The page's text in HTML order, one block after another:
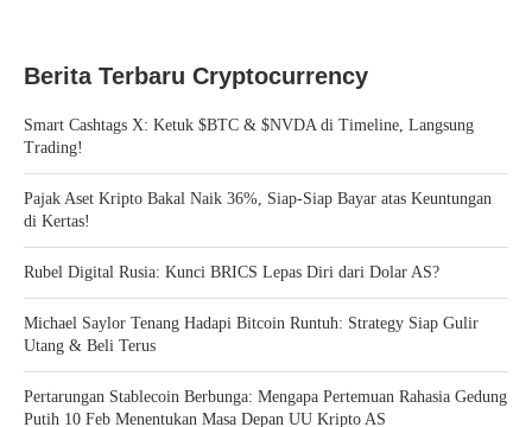
Berita Terbaru Cryptocurrency
Smart Cashtags X: Ketuk $BTC & $NVDA di Timeline, Langsung
Trading!
Pajak Aset Kripto Bakal Naik 36%, Siap-Siap Bayar atas Keuntungan
di Kertas!
Rubel Digital Rusia: Kunci BRICS Lepas Diri dari Dolar AS?
Michael Saylor Tenang Hadapi Bitcoin Runtuh: Strategy Siap Gulir
Utang & Beli Terus
Pertarungan Stablecoin Berbunga: Mengapa Pertemuan Rahasia Gedung
Putih 10 Feb Menentukan Masa Depan UU Kripto AS